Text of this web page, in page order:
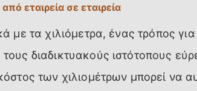
εταιρεία σε εταιρεία
με τα χιλιόμετρα, ένας τρόπος για
διαδικτυακούς ιστότοπους
των χιλιομέτρων μπορεί να